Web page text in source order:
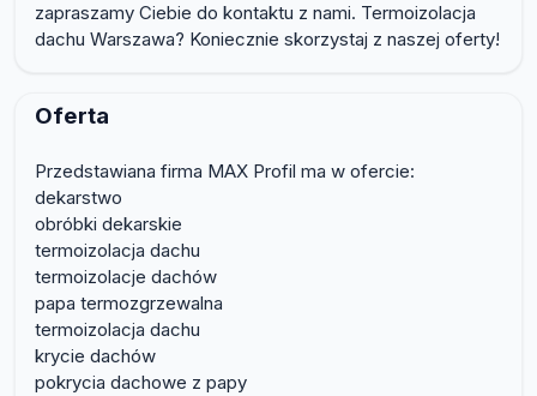
zapraszamy Ciebie do kontaktu z nami. Termoizolacja
dachu Warszawa? Koniecznie skorzystaj z naszej oferty!
Oferta
Przedstawiana firma MAX Profil ma w ofercie:
dekarstwo
obróbki dekarskie
termoizolacja dachu
termoizolacje dachów
papa termozgrzewalna
termoizolacja dachu
krycie dachów
pokrycia dachowe z papy